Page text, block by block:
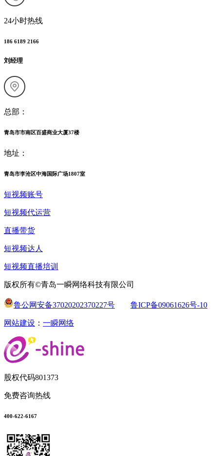
24小时热线
186 6189 2166
刘经理
总部：
青岛市市南区百盛商业大厦37楼
地址：
青岛市李沧区中海国际广场1807室
短视频账号
短视频代运营
直播带货
短视频达人
短视频直播培训
版权所有©青岛一瞬网络科技有限公司
鲁公网安备37020202370227号 鲁ICP备09061626号-10
网站建设 ： 一瞬网络
股权代码801373
免费咨询热线
400-622-6167